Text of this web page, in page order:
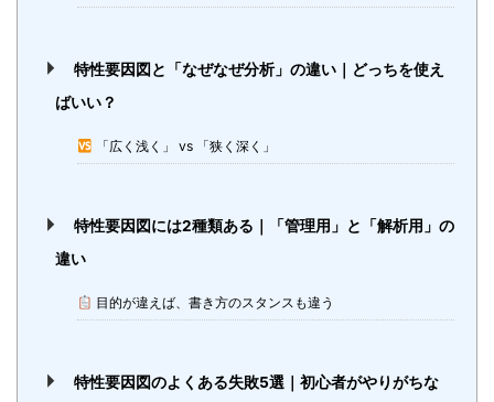
特性要因図と「なぜなぜ分析」の違い｜どっちを使え
ばいい？
「広く浅く」 vs 「狭く深く」
特性要因図には2種類ある｜「管理用」と「解析用」の
違い
目的が違えば、書き方のスタンスも違う
特性要因図のよくある失敗5選｜初心者がやりがちな